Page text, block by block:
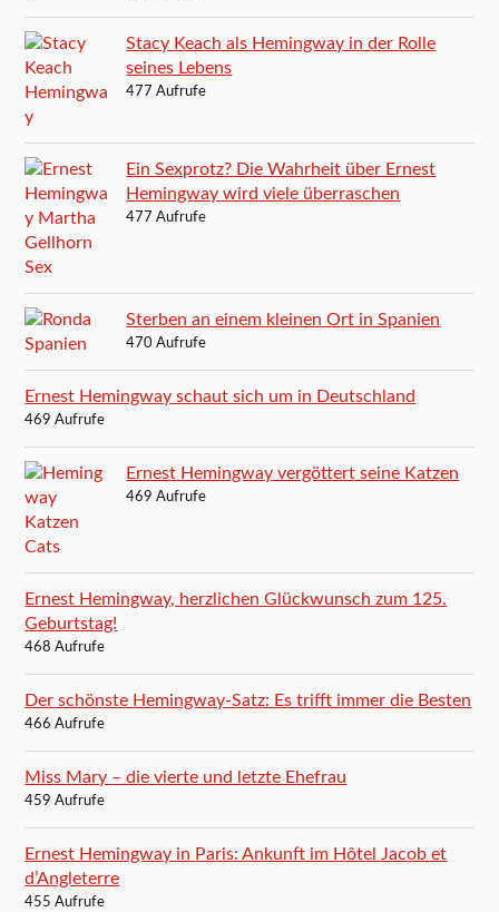
Stacy Keach als Hemingway in der Rolle
seines Lebens
477 Aufrufe
Ein Sexprotz? Die Wahrheit über Ernest
Hemingway wird viele überraschen
477 Aufrufe
Sterben an einem kleinen Ort in Spanien
470 Aufrufe
Ernest Hemingway schaut sich um in Deutschland
469 Aufrufe
Ernest Hemingway vergöttert seine Katzen
469 Aufrufe
Ernest Hemingway, herzlichen Glückwunsch zum 125.
Geburtstag!
468 Aufrufe
Der schönste Hemingway-Satz: Es trifft immer die Besten
466 Aufrufe
Miss Mary – die vierte und letzte Ehefrau
459 Aufrufe
Ernest Hemingway in Paris: Ankunft im Hôtel Jacob et
d’Angleterre
455 Aufrufe